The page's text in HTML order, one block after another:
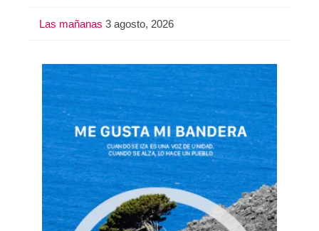
Las mañanas 3 agosto, 2026